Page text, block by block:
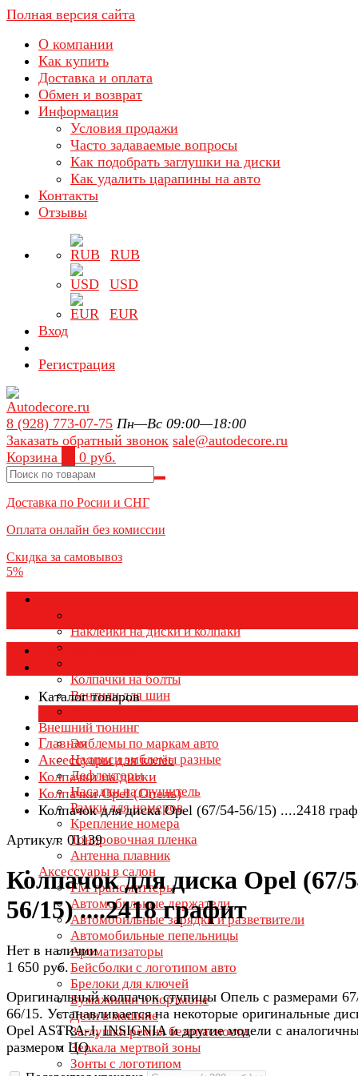
Полная версия сайта
О компании
Как купить
Доставка и оплата
Обмен и возврат
Информация
Условия продажи
Часто задаваемые вопросы
Как подобрать заглушки на диски
Как удалить царапины на авто
Контакты
Отзывы
RUB
USD
EUR
Вход
Регистрация
8 (928) 773-07-75 Пн—Вс 09:00—18:00
Заказать обратный звонок sale@autodecore.ru
Корзина
0 руб.
Доставка по Росии и СНГ
Оплата онлайн без комиссии
Скидка за самовывоз
5%
Наклейки на диски и колпаки
Колпаки на колеса
Колпачки на болты
Вентили для шин
Внешний тюнинг
Эмблемы по маркам авто
Надписи эмблемы разные
Дефлекторы
Насадки на глушитель
Рамки для номеров
Крепление номера
Тонировочная пленка
Антенна плавник
Аксессуары в салон
FM трансмиттеры
Автомобильные держатели
Автомобильные зарядки и разветвители
Автомобильные пепельницы
Ароматизаторы
Бейсболки с логотипом авто
Брелоки для ключей
Бумажники и портмоне
Дети в машине
Заглушки ремня безопасности
Зеркала мертвой зоны
Зонты с логотипом
Каталог товаров
Каталог товаров
Главная
Аксессуары для колёс
Колпачки на диски
Колпачки Opel (Опель)
Колпачок для диска Opel (67/54-56/15) ....2418
Артикул: 01139
Колпачок для диска Opel (67/
56/15) ....2418 графит
Нет в наличии
1 650 руб.
Оригинальный колпачок ступицы Опель с размерами
66/15. Устанавливается на некоторые оригинальные
Opel ASTRA-J, INSIGNIA и другие модели с
размером ЦО.